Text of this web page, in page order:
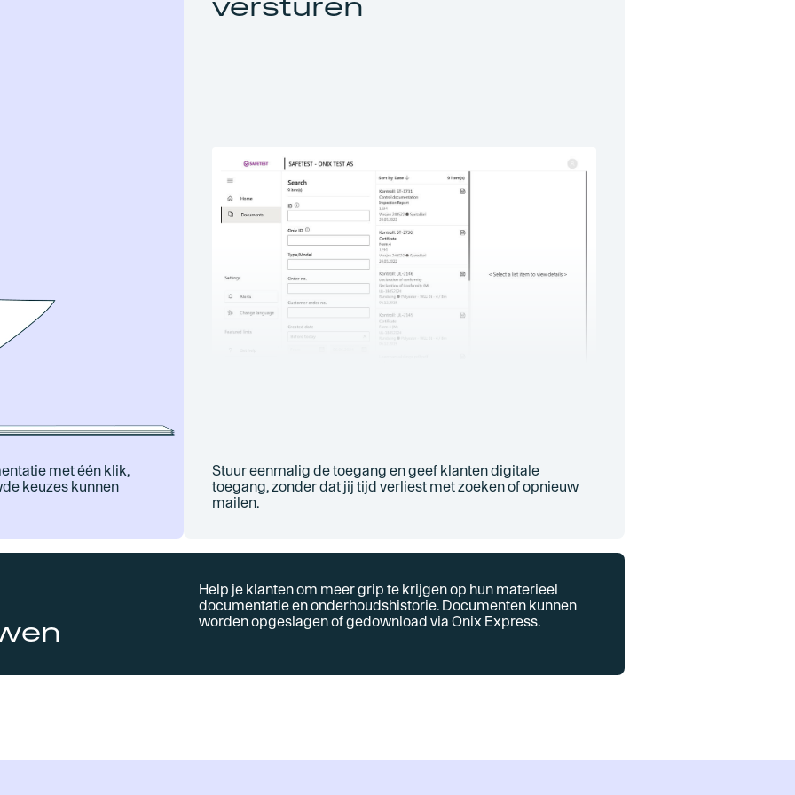
met één klik,
keuzes kunnen
Stuur eenmalig de toegang en geef klanten digitale
toegang, zonder dat jij tijd verliest met zoeken of opnieuw
mailen.
Help je klanten om meer grip te krijgen op hun materieel
documentatie en onderhoudshistorie. Documenten kunnen
worden opgeslagen of gedownload via Onix Express.